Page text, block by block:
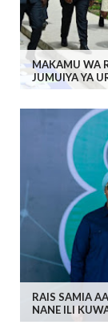
MAKAMU WA
JUMUIYA YA
RAIS SAMIA
NANE ILI